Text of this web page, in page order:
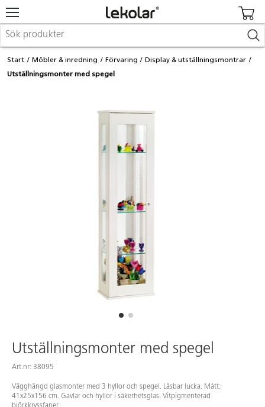
Möbler & inredning
Lekplatsutrustning & utemiljö
Barnvagnar & småbarnsartiklar
Skolförbrukning & kontorsmaterial
Start Möbler & inredning Förvaring
Display & utställningsmontrar
Utställningsmonter med spegel
Utställningsmonter med spegel
Art.nr: 38095
Vägghängd glasmonter med 3 hyllor och spegel. Låsbar lucka. Mått:
41x25x156 cm. Gavlar och hyllor i säkerhetsglas. Vitpigmenterad